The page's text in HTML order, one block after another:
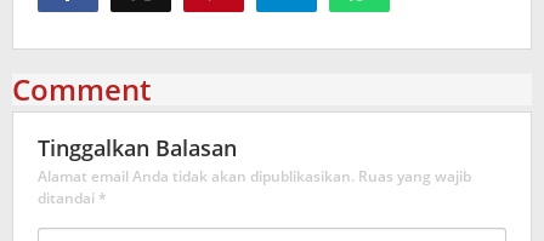
Comment
Tinggalkan Balasan
Alamat email Anda tidak akan dipublikasikan. Ruas yang wajib
ditandai *